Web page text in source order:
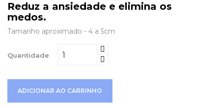
Reduz a ansiedade e elimina os
medos.
Tamanho aproximado - 4 a 5cm
Quantidade
ADICIONAR AO CARRINHO